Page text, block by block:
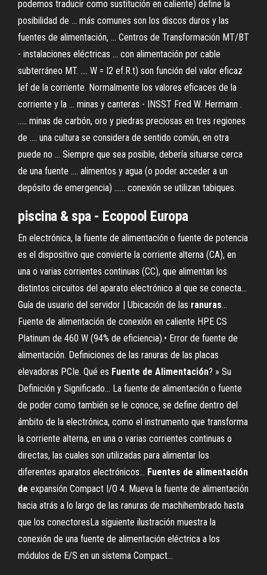
podemos traducir como sustitución en caliente) define la
posibilidad de ... más comunes son los discos duros y las
fuentes de alimentación, ... Centros de Transformación MT/BT
- instalaciones eléctricas ... con alimentación por cable
subterráneo MT. .... W = I2 ef.R.t) son función del valor eficaz
Ief de la corriente. Normalmente los valores eficaces de la
corriente y la ... minas y canteras - INSST Fred W. Hermann .
..... minas de carbón, oro y piedras preciosas en tres regiones
de .... una cultura se considera de sentido común, en otra
puede no ... Siempre que sea posible, debería situarse cerca
de una fuente .... alimentos y agua (o poder acceder a un
depósito de emergencia) ...... conexión se utilizan tabiques.
piscina & spa - Ecopool Europa
En electrónica, la fuente de alimentación o fuente de potencia
es el dispositivo que convierte la corriente alterna (CA), en
una o varias corrientes continuas (CC), que alimentan los
distintos circuitos del aparato electrónico al que se conecta...
Guía de usuario del servidor | Ubicación de las ranuras…
Fuente de alimentación de conexión en caliente HPE CS
Platinum de 460 W (94% de eficiencia).• Error de fuente de
alimentación. Definiciones de las ranuras de las placas
elevadoras PCIe. Qué es Fuente de Alimentación? » Su
Definición y Significado… La fuente de alimentación o fuente
de poder como también se le conoce, se define dentro del
ámbito de la electrónica, como el instrumento que transforma
la corriente alterna, en una o varias corrientes continuas o
directas, las cuales son utilizadas para alimentar los
diferentes aparatos electrónicos... Fuentes de alimentación
de expansión Compact I/O 4. Mueva la fuente de alimentación
hacia atrás a lo largo de las ranuras de machihembrado hasta
que los conectoresLa siguiente ilustración muestra la
conexión de una fuente de alimentación eléctrica a los
módulos de E/S en un sistema Compact...